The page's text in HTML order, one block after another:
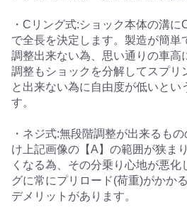
・Cリング式:ショック本体の溝
で全長を決定します。製造が簡単
調整出来ない為、思い通りの車高
調整もショックを分解してスプリ
と出来ない為に自由度が低いとい
す。
・ネジ式:無段階調整が出来るも
け上記画像の【A】の範囲が狭ま
くなる為、その分乗り心地が悪化
グに常にプリロード(荷重)がかか
デメリットがあります。